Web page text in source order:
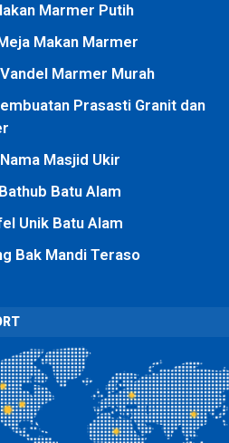
Marmer Putih
Makan Marmer
Marmer Murah
Prasasti Granit dan
Masjid Ukir
Batu Alam
Unik Batu Alam
Bak Mandi Teraso